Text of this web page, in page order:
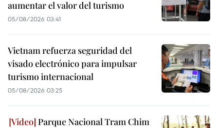
aumentar el valor del turismo
05/08/2026 03:41
Vietnam refuerza seguridad del
visado electrónico para impulsar
turismo internacional
05/08/2026 03:25
Parque Nacional Tram Chim